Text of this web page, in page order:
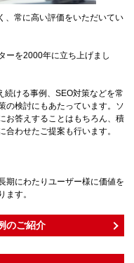
、常に高い評価をいただいてい
ーを2000年に立ち上げまし
続ける事例、SEO対策などを常
の検討にもあたっています。ソ
お答えすることはもちろん、積
わせたご提案も行います。
期にわたりユーザー様に価値を
ます。
のご紹介